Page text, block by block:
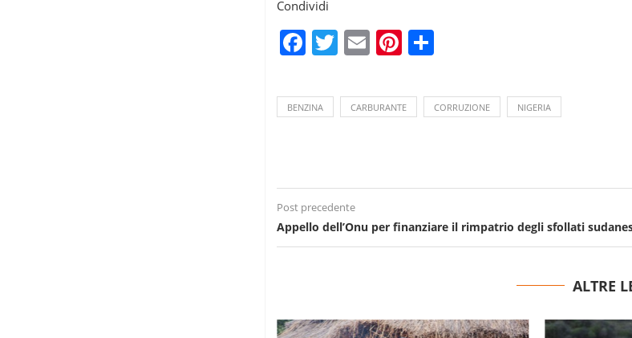
Condividi
Facebook
Twitter
EmailPinterest
BENZINA CARBURANTE CORRUZIONE NIGERIA
Post precedente
Appello dell’Onu per finanziare il rimpatrio degli sfollati
ALTRE